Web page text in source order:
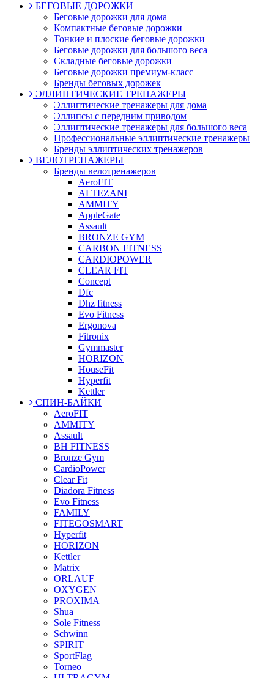
БЕГОВЫЕ ДОРОЖКИ
Беговые дорожки для дома
Компактные беговые дорожки
Тонкие и плоские беговые дорожки
Беговые дорожки для большого веса
Складные беговые дорожки
Беговые дорожки премиум-класс
Бренды беговых дорожек
ЭЛЛИПТИЧЕСКИЕ ТРЕНАЖЕРЫ
Эллиптические тренажеры для дома
Эллипсы с передним приводом
Эллиптические тренажеры для большого веса
Профессиональные эллиптические тренажеры
Бренды эллиптических тренажеров
ВЕЛОТРЕНАЖЕРЫ
Бренды велотренажеров
AeroFIT
ALTEZANI
AMMITY
AppleGate
Assault
BRONZE GYM
CARBON FITNESS
CARDIOPOWER
CLEAR FIT
Concept
Dfc
Dhz fitness
Evo Fitness
Ergonova
Fitronix
Gymmaster
HORIZON
HouseFit
Hyperfit
Kettler
СПИН-БАЙКИ
AeroFIT
AMMITY
Assault
BH FITNESS
Bronze Gym
CardioPower
Clear Fit
Diadora Fitness
Evo Fitness
FAMILY
FITEGOSMART
Hyperfit
HORIZON
Kettler
Matrix
ORLAUF
OXYGEN
PROXIMA
Shua
Sole Fitness
Schwinn
SPIRIT
SportFlag
Torneo